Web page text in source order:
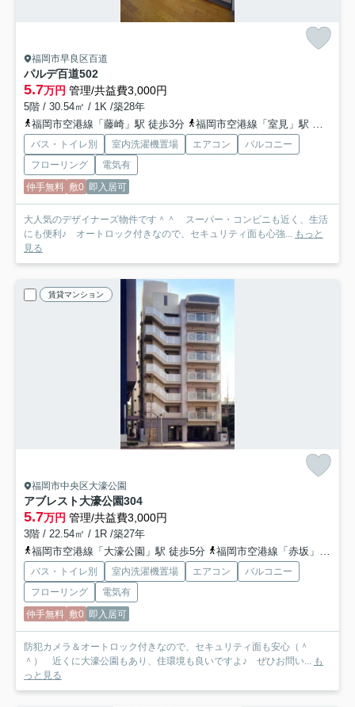
福岡市早良区百道
パルデ百道502
5.7万円 管理/共益費3,000円
5階 / 30.54㎡ / 1K /築28年
福岡市空港線「藤崎」駅 徒歩3分
福岡市空港線「室見」駅 徒歩8分
バス・トイレ別 室内洗濯機置場 エアコン
バルコニー
フローリング
電気有
仲手無料 敷0 即入居可
大人気のデザイナーズ物件です＾＾ スーパー・コンビニも近く、生活
にも便利♪ オートロック付きなので、セキュリティ面も心強... もっと
見る
賃貸マンション
福岡市中央区大濠公園
アブレスト大濠公園304
5.7万円 管理/共益費3,000円
3階 / 22.54㎡ / 1R /築27年
福岡市空港線「大濠公園」駅 徒歩5分
福岡市空港線「赤坂」駅 徒歩19分
バス・トイレ別 室内洗濯機置場 エアコン
バルコニー
フローリング
電気有
仲手無料 敷0 即入居可
防犯カメラ＆オートロック付きなので、セキュリティ面も安心（＾
＾） 近くに大濠公園もあり、住環境も良いですよ♪ ぜひお問い... も
っと見る